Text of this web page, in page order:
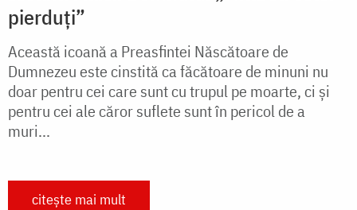
pierduți”
Această icoană a Preasfintei Născătoare de
Dumnezeu este cinstită ca făcătoare de minuni nu
doar pentru cei care sunt cu trupul pe moarte, ci și
pentru cei ale căror suflete sunt în pericol de a
muri...
citește mai mult